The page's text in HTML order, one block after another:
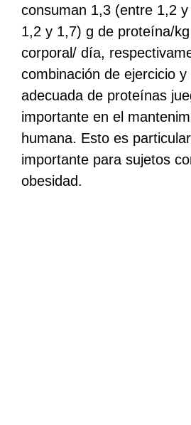
consuman 1,3 (entre 1,2
1,2 y 1,7) g de proteína/
corporal/ día,
combinación de ejercicio
adecuada de proteínas
importante en el
humana. Esto es
importante para sujetos
obesidad.